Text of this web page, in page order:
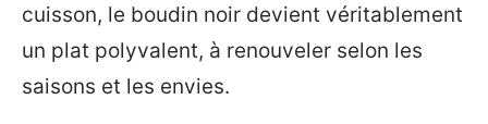
cuisson, le boudin noir devient véritablement
un plat polyvalent, à renouveler selon les
saisons et les envies.